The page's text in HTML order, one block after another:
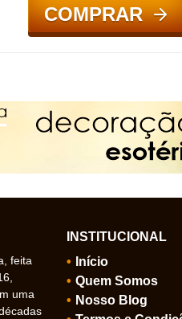
COMPRAR
feita
uma
INSTITUCIONAL
Início
Quem Somos
Nosso Blog